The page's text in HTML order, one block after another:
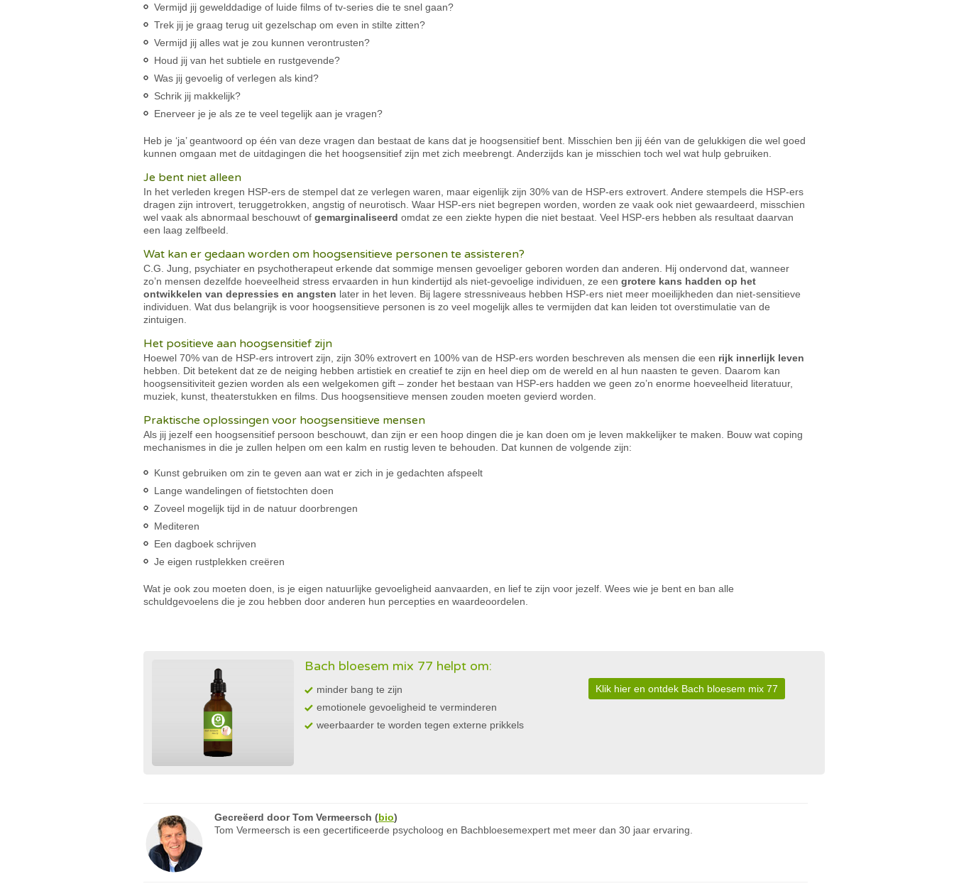
Vermijd jij gewelddadige of luide films of tv-series die te snel gaan?
Trek jij je graag terug uit gezelschap om even in stilte zitten?
Vermijd jij alles wat je zou kunnen verontrusten?
Houd jij van het subtiele en rustgevende?
Was jij gevoelig of verlegen als kind?
Schrik jij makkelijk?
Enerveer je je als ze te veel tegelijk aan je vragen?
Heb je ‘ja’ geantwoord op één van deze vragen dan bestaat de kans dat je hoogsensitief bent. Misschien ben jij één van de gelukkigen die wel goed
kunnen omgaan met de uitdagingen die het hoogsensitief zijn met zich meebrengt. Anderzijds kan je misschien toch wel wat hulp gebruiken.
Je bent niet alleen
In het verleden kregen HSP-ers de stempel dat ze verlegen waren, maar eigenlijk zijn 30% van de HSP-ers extrovert. Andere stempels die HSP-ers
dragen zijn introvert, teruggetrokken, angstig of neurotisch. Waar HSP-ers niet begrepen worden, worden ze vaak ook niet gewaardeerd, misschien
wel vaak als abnormaal beschouwt of gemarginaliseerd omdat ze een ziekte hypen die niet bestaat. Veel HSP-ers hebben als resultaat daarvan
een laag zelfbeeld.
Wat kan er gedaan worden om hoogsensitieve personen te assisteren?
C.G. Jung, psychiater en psychotherapeut erkende dat sommige mensen gevoeliger geboren worden dan anderen. Hij ondervond dat, wanneer
zo’n mensen dezelfde hoeveelheid stress ervaarden in hun kindertijd als niet-gevoelige individuen, ze een grotere kans hadden op het
ontwikkelen van depressies en angsten later in het leven. Bij lagere stressniveaus hebben HSP-ers niet meer moeilijkheden dan niet-sensitieve
individuen. Wat dus belangrijk is voor hoogsensitieve personen is zo veel mogelijk alles te vermijden dat kan leiden tot overstimulatie van de
zintuigen.
Het positieve aan hoogsensitief zijn
Hoewel 70% van de HSP-ers introvert zijn, zijn 30% extrovert en 100% van de HSP-ers worden beschreven als mensen die een rijk innerlijk leven
hebben. Dit betekent dat ze de neiging hebben artistiek en creatief te zijn en heel diep om de wereld en al hun naasten te geven. Daarom kan
hoogsensitiviteit gezien worden als een welgekomen gift – zonder het bestaan van HSP-ers hadden we geen zo’n enorme hoeveelheid literatuur,
muziek, kunst, theaterstukken en films. Dus hoogsensitieve mensen zouden moeten gevierd worden.
Praktische oplossingen voor hoogsensitieve mensen
Als jij jezelf een hoogsensitief persoon beschouwt, dan zijn er een hoop dingen die je kan doen om je leven makkelijker te maken. Bouw wat coping
mechanismes in die je zullen helpen om een kalm en rustig leven te behouden. Dat kunnen de volgende zijn:
Kunst gebruiken om zin te geven aan wat er zich in je gedachten afspeelt
Lange wandelingen of fietstochten doen
Zoveel mogelijk tijd in de natuur doorbrengen
Mediteren
Een dagboek schrijven
Je eigen rustplekken creëren
Wat je ook zou moeten doen, is je eigen natuurlijke gevoeligheid aanvaarden, en lief te zijn voor jezelf. Wees wie je bent en ban alle
schuldgevoelens die je zou hebben door anderen hun percepties en waardeoordelen.
Bach bloesem mix 77 helpt om:
minder bang te zijn
emotionele gevoeligheid te verminderen
weerbaarder te worden tegen externe prikkels
Klik hier en ontdek Bach bloesem mix 77
Gecreëerd doorTom Vermeersch (bio)
Tom Vermeersch is een gecertificeerde psycholoog en Bachbloesemexpert met meer dan 30 jaar ervaring.